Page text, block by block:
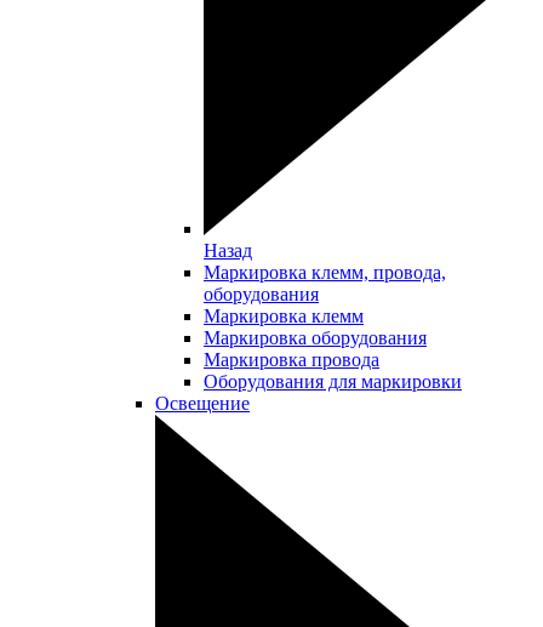
Назад
Маркировка клемм, провода,
оборудования
Маркировка клемм
Маркировка оборудования
Маркировка провода
Оборудования для маркировки
Освещение